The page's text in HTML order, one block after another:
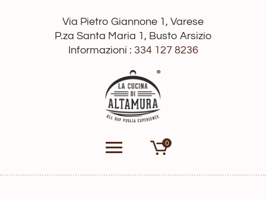
Via Pietro Giannone 1, Varese
P.za Santa Maria 1, Busto Arsizio
Informazioni : 334 127 8236
0